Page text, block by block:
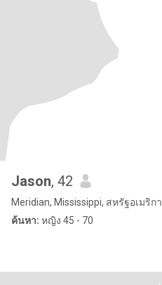
Jason, 42
Meridian, Mississippi, สหรัฐอเมริกา
ค้นหา: หญิง 45 - 70